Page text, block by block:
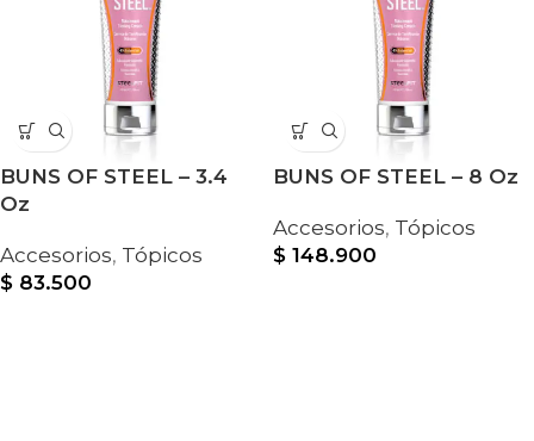
BUNS OF STEEL – 3.4
Oz
Accesorios, Tópicos
$ 83.500
BUNS OF STEEL – 8 Oz
Accesorios, Tópicos
$ 148.900